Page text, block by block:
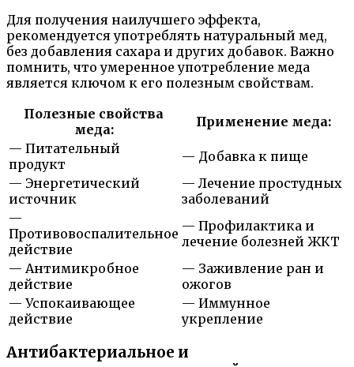
Для получения наилучшего эффекта,
рекомендуется употреблять натуральный мед,
без добавления сахара и других добавок. Важно
помнить, что умеренное употребление меда
является ключом к его полезным свойствам.
Полезные свойства
меда:
Применение меда:
— Питательный
продукт
— Добавка к пище
— Энергетический
источник
— Лечение простудных
заболеваний
—
Противовоспалительное
действие
— Профилактика и
лечение болезней ЖКТ
— Антимикробное
действие
— Заживление ран и
ожогов
— Успокаивающее
действие
— Иммунное
укрепление
Антибактериальное и